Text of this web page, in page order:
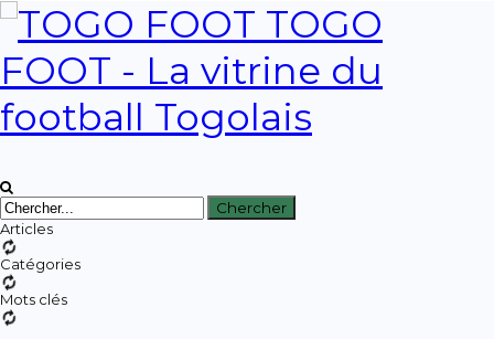
TOGO
FOOT - La vitrine du
football Togolais
Articles
Catégories
Mots clés